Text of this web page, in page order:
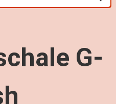
G-